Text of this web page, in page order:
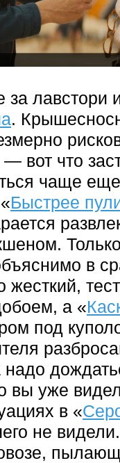
за
.
вот что
чаще
Быстрее
в
жесткий,
а «
под
надо
вы уже
в «
не